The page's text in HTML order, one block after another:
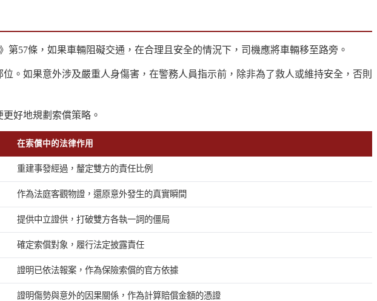
57條，如果車輛阻礙交通，在合理且安全的情況下，司機應將車輛移至路旁。
。如果意外涉及嚴重人身傷害，在警務人員指示前，除非為了救人或維持安全，否則
更好地規劃索償策略。
在索償中的法律作用
重建事發經過，釐定雙方的責任比例
作為法庭客觀物證，還原意外發生的真實瞬間
提供中立證供，打破雙方各執一詞的僵局
確定索償對象，履行法定披露責任
證明已依法報案，作為保險索償的官方依據
證明傷勢與意外的因果關係，作為計算賠償金額的憑證